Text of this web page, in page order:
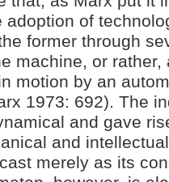
adoption of
former through
machine, or
motion by an
1973: 692). The
and gave
and
merely as its